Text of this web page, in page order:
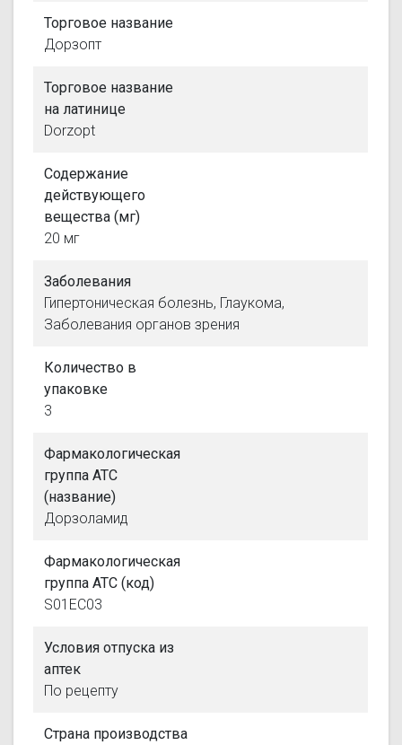
Торговое название
Дорзопт
Торговое название
на латинице
Dorzopt
Содержание
действующего
вещества (мг)
20 мг
Заболевания
Гипертоническая болезнь, Глаукома,
Заболевания органов зрения
Количество в
упаковке
3
Фармакологическая
группа АТС
(название)
Дорзоламид
Фармакологическая
группа АТС (код)
S01EC03
Условия отпуска из
аптек
По рецепту
Страна производства